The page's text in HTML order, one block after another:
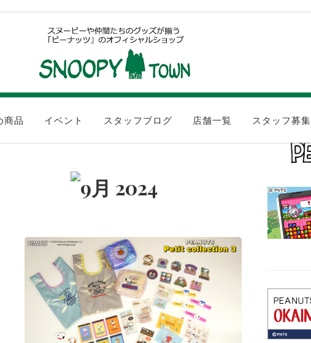
商品 イベント スタッフブログ 店舗一覧 スタッフ募集